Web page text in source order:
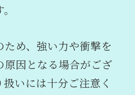
ため、強い力や衝撃を
原因となる場合がござ
いには十分ご注意く